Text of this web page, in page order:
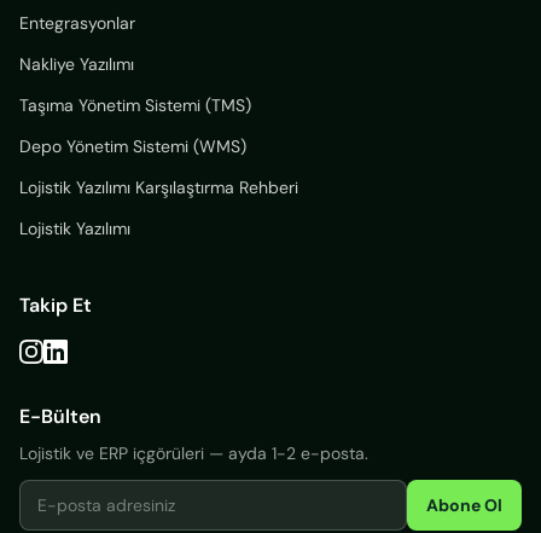
Entegrasyonlar
Nakliye Yazılımı
Taşıma Yönetim Sistemi (TMS)
Depo Yönetim Sistemi (WMS)
Lojistik Yazılımı Karşılaştırma Rehberi
Lojistik Yazılımı
Takip Et
E-Bülten
Lojistik ve ERP içgörüleri — ayda 1-2 e-posta.
Abone Ol